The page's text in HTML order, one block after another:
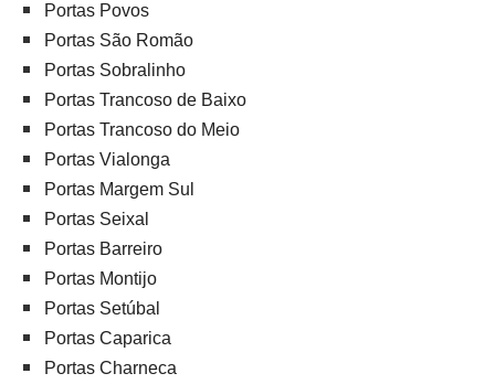
Portas Povos
Portas São Romão
Portas Sobralinho
Portas Trancoso de Baixo
Portas Trancoso do Meio
Portas Vialonga
Portas Margem Sul
Portas Seixal
Portas Barreiro
Portas Montijo
Portas Setúbal
Portas Caparica
Portas Charneca